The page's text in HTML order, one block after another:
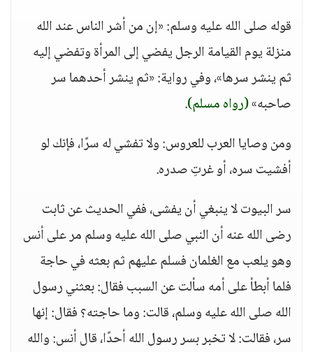
قوله صلى الله عليه وسلم: «إن من أشر الناس عند الله
منزلة يوم القيامة الرجل يفضي إلى المرأة وتفضي إليه
ثم ينشر سرها»، وفي رواية: «ثم ينشر أحدهما سر
صاحبه»(رواه مسلم).
ومن وصايا العرب للعروس: ولا تفشي له سرًا، فإنك لو
أفشيت سره، أو غرتِ صدره.
سر البيوت لا ينبغي أن يفشى، ففي الحديث عن ثابت
رضى الله عنه أن النبي صلى الله عليه وسلم مر على أنس
وهو يلعب مع الغلمان فسلم عليهم ثم بعثه في حاجة
فلما أبطأ على أمه سألت عن السبب فقال: بعثني رسول
الله صلى الله عليه وسلم، قالت: وما حاجته؟ فقال: إنها
سر، فقالت: لا تخبر بسر رسول الله أحدًا، قال أنس: والله